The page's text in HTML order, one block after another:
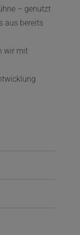
– genutzt
aus bereits
wir mit